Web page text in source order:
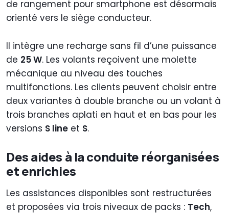
de rangement pour smartphone est désormais
orienté vers le siège conducteur.
Il intègre une recharge sans fil d’une puissance
de 25 W. Les volants reçoivent une molette
mécanique au niveau des touches
multifonctions. Les clients peuvent choisir entre
deux variantes à double branche ou un volant à
trois branches aplati en haut et en bas pour les
versions S line et S.
Des aides à la conduite réorganisées
et enrichies
Les assistances disponibles sont restructurées
et proposées via trois niveaux de packs : Tech,